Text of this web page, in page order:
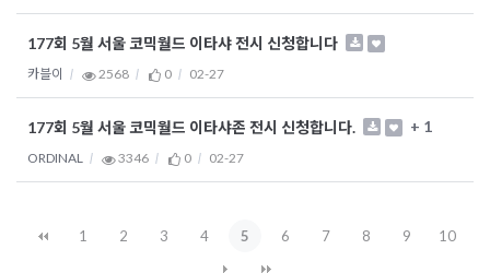
177회 5월 서울 코믹월드 이타샤 전시 신청합니다
카블이 2568 0 02-27
177회 5월 서울 코믹월드 이타샤존 전시 신청합니다. + 1
ORDINAL 3346 0 02-27
1 2 3 4 5 6 7 8 9 10